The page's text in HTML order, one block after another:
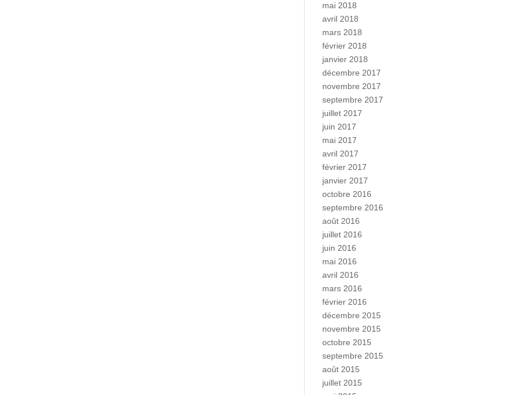
mai 2018
avril 2018
mars 2018
février 2018
janvier 2018
décembre 2017
novembre 2017
septembre 2017
juillet 2017
juin 2017
mai 2017
avril 2017
février 2017
janvier 2017
octobre 2016
septembre 2016
août 2016
juillet 2016
juin 2016
mai 2016
avril 2016
mars 2016
février 2016
décembre 2015
novembre 2015
octobre 2015
septembre 2015
août 2015
juillet 2015